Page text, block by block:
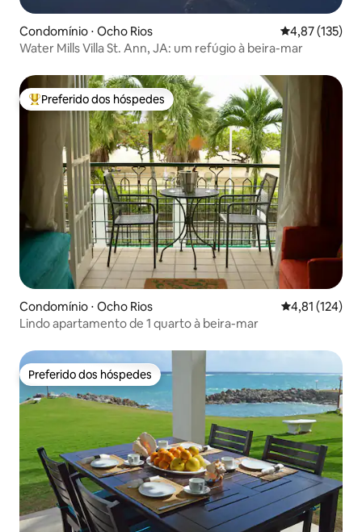
Condomínio ⋅ Ocho Rios 4,87 de uma
4,87 (135)
Water Mills Villa St. Ann, JA: um refúgio à beira-mar
Entre os melhores preferidos dos hóspedes
Preferido dos hóspedes
Condomínio ⋅ Ocho Rios 4,81 de uma
4,81 (124)
Lindo apartamento de 1 quarto à beira-mar
Preferido dos hóspedes
Preferido dos hóspedes